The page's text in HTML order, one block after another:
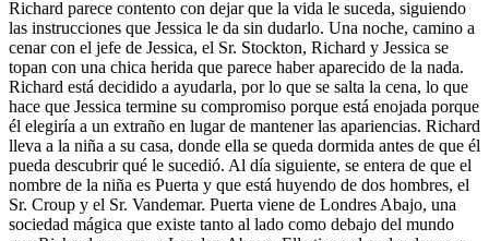
Richard parece contento con dejar que la vida le suceda, siguiendo
las instrucciones que Jessica le da sin dudarlo. Una noche, camino a
cenar con el jefe de Jessica, el Sr. Stockton, Richard y Jessica se
topan con una chica herida que parece haber aparecido de la nada.
Richard está decidido a ayudarla, por lo que se salta la cena, lo que
hace que Jessica termine su compromiso porque está enojada porque
él elegiría a un extraño en lugar de mantener las apariencias. Richard
lleva a la niña a su casa, donde ella se queda dormida antes de que él
pueda descubrir qué le sucedió. Al día siguiente, se entera de que el
nombre de la niña es Puerta y que está huyendo de dos hombres, el
Sr. Croup y el Sr. Vandemar. Puerta viene de Londres Abajo, una
sociedad mágica que existe tanto al lado como debajo del mundo